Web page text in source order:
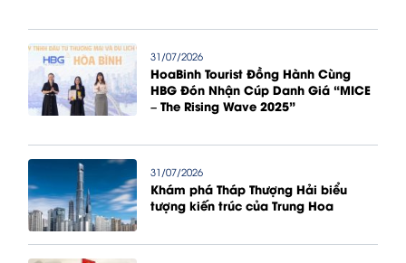
31/07/2026
HoaBinh Tourist Đồng Hành Cùng
HBG Đón Nhận Cúp Danh Giá “MICE
– The Rising Wave 2025”
31/07/2026
Khám phá Tháp Thượng Hải biểu
tượng kiến trúc của Trung Hoa